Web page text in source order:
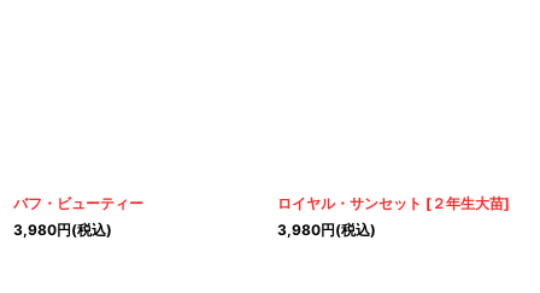
バフ・ビューティー
3,980円(税込)
ロイヤル・サンセット [ ２年生大苗]
3,980円(税込)